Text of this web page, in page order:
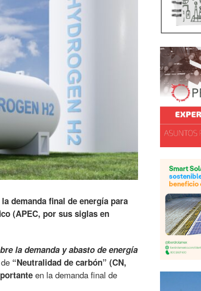
demanda final de energía para
(APEC, por sus siglas en
la demanda y abasto de energía
“Neutralidad de carbón” (CN,
en la demanda final de